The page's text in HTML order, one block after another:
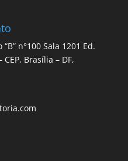
n°100 Sala 1201 Ed.
Brasília – DF,